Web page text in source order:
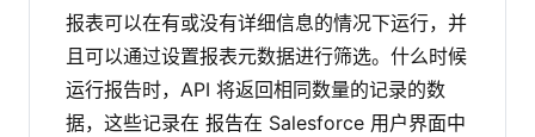
报表可以在有或没有详细信息的情况下运行，并
且可以通过设置报表元数据进行筛选。什么时候
运行报告时，API 将返回相同数量的记录的数
据，这些记录在 报告在 Salesforce 用户界面中